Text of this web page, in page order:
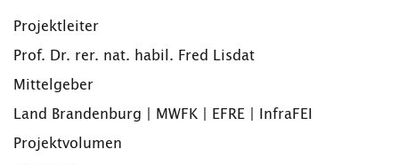
BESCHÄFTIGTE
Blogs Kontakt und Anfahrt Webmail
TH Online-Portal
Projektleiter
Prof. Dr. rer. nat. habil. Fred Lisdat
Mittelgeber
Land Brandenburg | MWFK | EFRE | InfraFEI
Projektvolumen